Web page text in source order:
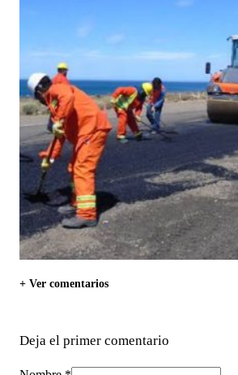
+ Ver comentarios
Deja el primer comentario